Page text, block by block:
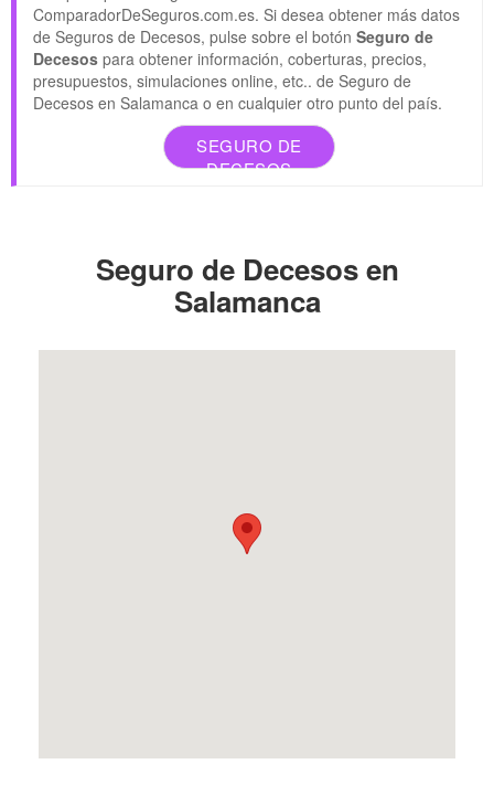
ComparadorDeSeguros.com.es. Si desea obtener más datos
de Seguros de Decesos, pulse sobre el botón Seguro de
Decesos para obtener información, coberturas, precios,
presupuestos, simulaciones online, etc.. de Seguro de
Decesos en Salamanca o en cualquier otro punto del país.
SEGURO DE
DECESOS
Seguro de Decesos en
Salamanca